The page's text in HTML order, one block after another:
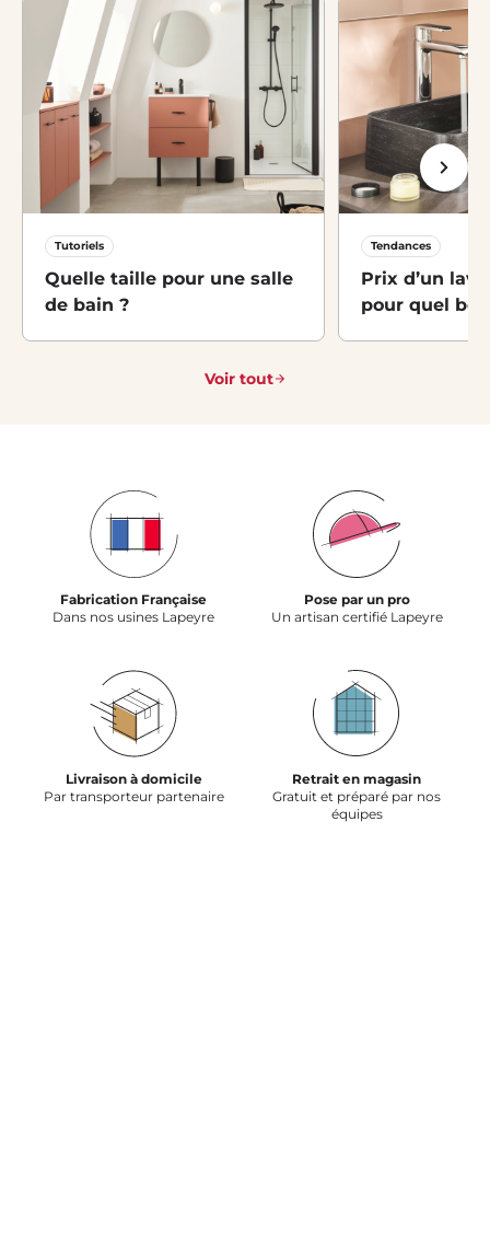
Tutoriels
Quelle taille pour une salle
de bain ?
Tendances
Prix d’un
pour quel
Voir tout
Fabrication Française
Dans nos usines Lapeyre
Pose par un pro
Un artisan certifié Lapeyre
Livraison à domicile
Par transporteur partenaire
Retrait en magasin
Gratuit et préparé par nos
équipes